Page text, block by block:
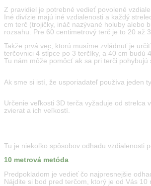
Z pravidiel je potrebné vedieť povolené
Iné divízie majú iné vzdialenosti a každý
cm terč (trojičky, ináč nazývané holuby alebo
rozsahu. Pre 60 centimetrový terč je to 20 až
Takže prvá vec, ktorú musíme zvládnuť je
terčovnici 4 stĺpce po 3 terčíky, a 40 cm budú
Tu nám môže pomôcť ak sa pri terči
Ak sme si istí, že usporiadateľ používa jeden
Určenie veľkosti 3D terča vyžaduje od strelca
zvierat a ich veľkostí.
Tu je niekoľko spôsobov odhadu vzdialenosti
10 metrová metóda
Predpokladom je vedieť čo najpresnejšie
Nájdite si bod pred terčom, ktorý je od Vás